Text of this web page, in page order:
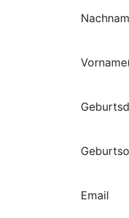
Email